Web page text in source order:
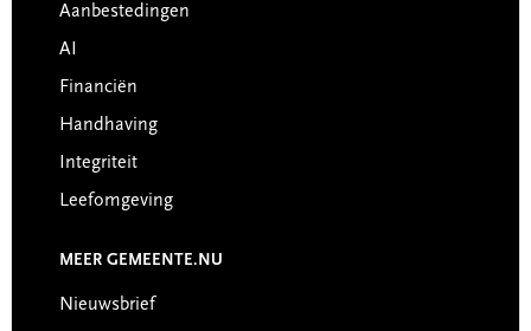
Aanbestedingen
AI
Financiën
Handhaving
Integriteit
Leefomgeving
MEER GEMEENTE.NU
Nieuwsbrief